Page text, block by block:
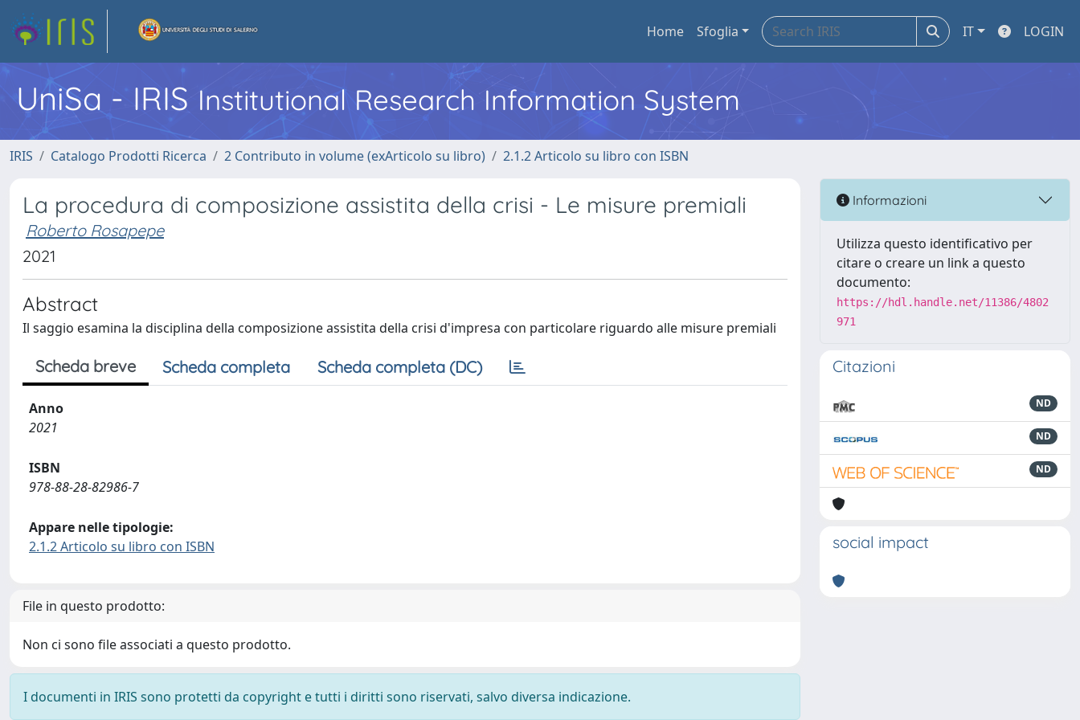
Home Sfoglia IT LOGIN
UniSa - IRIS Institutional Research Information System
IRIS Catalogo Prodotti Ricerca 2 Contributo in volume (exArticolo su libro) 2.1.2 Articolo su libro con ISBN
La procedura di composizione assistita della crisi - Le misure premiali
Roberto Rosapepe
2021
Abstract
Il saggio esamina la disciplina della composizione assistita della crisi d'impresa con particolare riguardo alle misure premiali
Scheda breve Scheda completa Scheda completa (DC)
Anno
2021
ISBN
978-88-28-82986-7
Appare nelle tipologie:
2.1.2 Articolo su libro con ISBN
File in questo prodotto:
Non ci sono file associati a questo prodotto.
I documenti in IRIS sono protetti da copyright e tutti i diritti sono riservati, salvo diversa indicazione.
Informazioni
Utilizza questo identificativo per
citare o creare un link a questo
documento:
https://hdl.handle.net/11386/4802
971
Citazioni
ND
ND
ND
social impact